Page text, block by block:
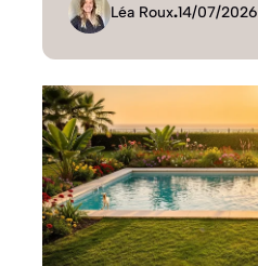
Léa Roux.14/07/2026